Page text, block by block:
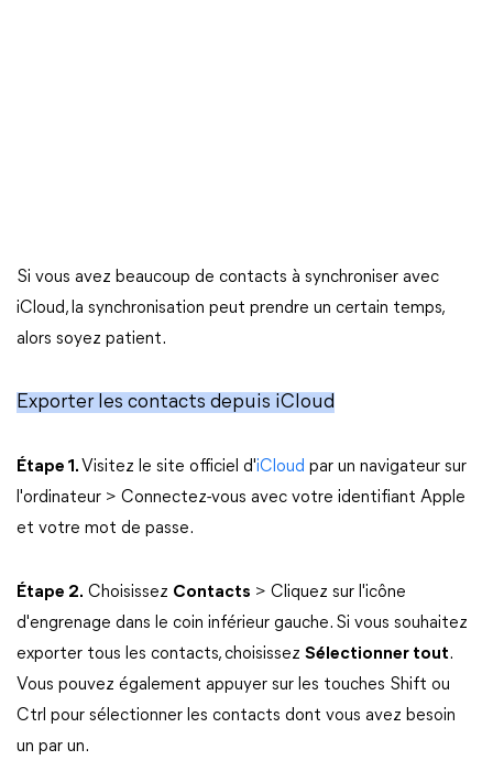
Si vous avez beaucoup de contacts à synchroniser avec
iCloud, la synchronisation peut prendre un certain temps,
alors soyez patient.
Exporter les contacts depuis iCloud
Étape 1. Visitez le site officiel d'iCloud par un navigateur sur
l'ordinateur > Connectez-vous avec votre identifiant Apple
et votre mot de passe.
Étape 2. Choisissez Contacts > Cliquez sur l'icône
d'engrenage dans le coin inférieur gauche. Si vous souhaitez
exporter tous les contacts, choisissez Sélectionner tout.
Vous pouvez également appuyer sur les touches Shift ou
Ctrl pour sélectionner les contacts dont vous avez besoin
un par un.